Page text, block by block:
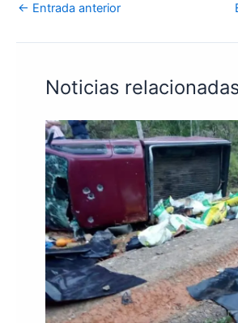
← Entrada anterior
Noticias